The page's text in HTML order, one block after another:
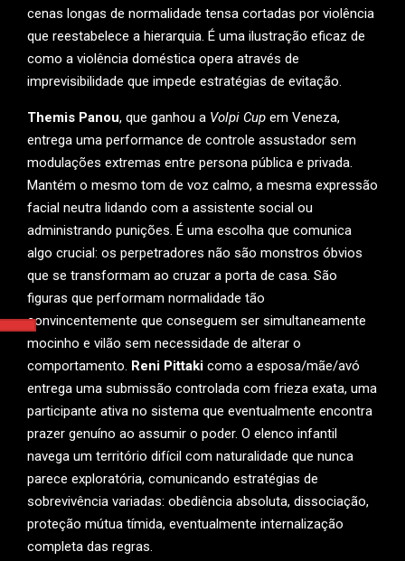
cenas longas de normalidade tensa cortadas por violência
que reestabelece a hierarquia. É uma ilustração eficaz de
como a violência doméstica opera através de
imprevisibilidade que impede estratégias de evitação.
Themis Panou, que ganhou a Volpi Cup em Veneza,
entrega uma performance de controle assustador sem
modulações extremas entre persona pública e privada.
Mantém o mesmo tom de voz calmo, a mesma expressão
facial neutra lidando com a assistente social ou
administrando punições. É uma escolha que comunica
algo crucial: os perpetradores não são monstros óbvios
que se transformam ao cruzar a porta de casa. São
figuras que performam normalidade tão
convincentemente que conseguem ser simultaneamente
mocinho e vilão sem necessidade de alterar o
comportamento. Reni Pittaki como a esposa/mãe/avó
entrega uma submissão controlada com frieza exata, uma
participante ativa no sistema que eventualmente encontra
prazer genuíno ao assumir o poder. O elenco infantil
navega um território difícil com naturalidade que nunca
parece exploratória, comunicando estratégias de
sobrevivência variadas: obediência absoluta, dissociação,
proteção mútua tímida, eventualmente internalização
completa das regras.